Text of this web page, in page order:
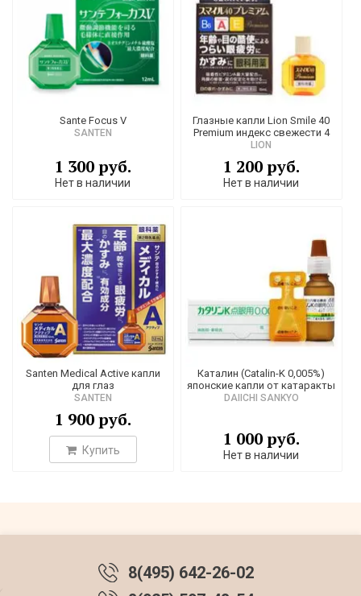
Sаnte Focus V
SANTEN
1 300 руб.
Нет в наличии
Глазные капли Lion Smile 40
Premium индекс свежести 4
LION
1 200 руб.
Нет в наличии
Santen Medical Active капли
для глаз
SANTEN
1 900 руб.
Купить
Каталин (Catalin-K 0,005%)
японские капли от катаракты
DAIICHI SANKYO
1 000 руб.
Нет в наличии
8(495) 642-26-02